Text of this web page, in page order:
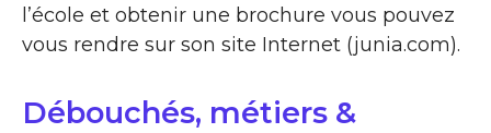
l’école et obtenir une brochure vous pouvez
vous rendre sur son site Internet (junia.com).
Débouchés, métiers &